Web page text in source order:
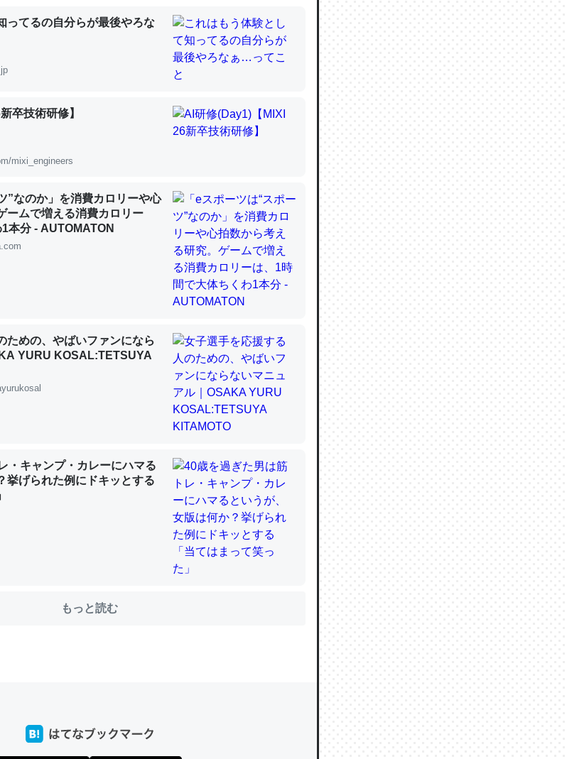
学の大問題＝「昆虫はなぜ海にいないのか」に関する新仮説
ムも酸素も不足してて両方に不利だから両方が拮抗してるので
いる鋏角類（カブトガニ・ウミグモ）はカルシウムを使わずキ
学の大問題＝「昆虫はなぜ海にいないのか」に関する新仮説
ウムを大量に使う脊椎動物と貝類は苦労してるんだな…。腹足
ジになったり努力してるし。
学の大問題＝「昆虫はなぜ海にいないのか」に関する新仮説
て４年。でたまに覗いてる。ぼちぼちRingも置こうかと画策
位置情報を共有してる。電池残量や充電中かが分かるのでこ
遠方の父67歳と僕。ITツール導入でコミュニケーションが劇的に変化し
ってるの自分らが最後やろな
卒技術研修】
mixi_engineers
”なのか」を消費カロリーや心
ームで増える消費カロリー
本分 - AUTOMATON
ための、やばいファンになら
YURU KOSAL:TETSUYA
・キャンプ・カレーにハマる
挙げられた例にドキッとする
もっと読む